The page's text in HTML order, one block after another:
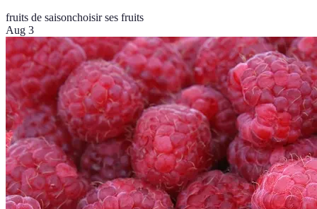
fruits de saisonchoisir ses fruits
Aug 3